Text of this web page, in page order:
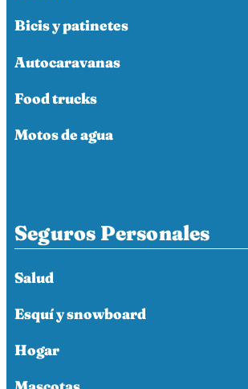
Bicis y patinetes
Autocaravanas
Food trucks
Motos de agua
Seguros Personales
Salud
Esquí y snowboard
Hogar